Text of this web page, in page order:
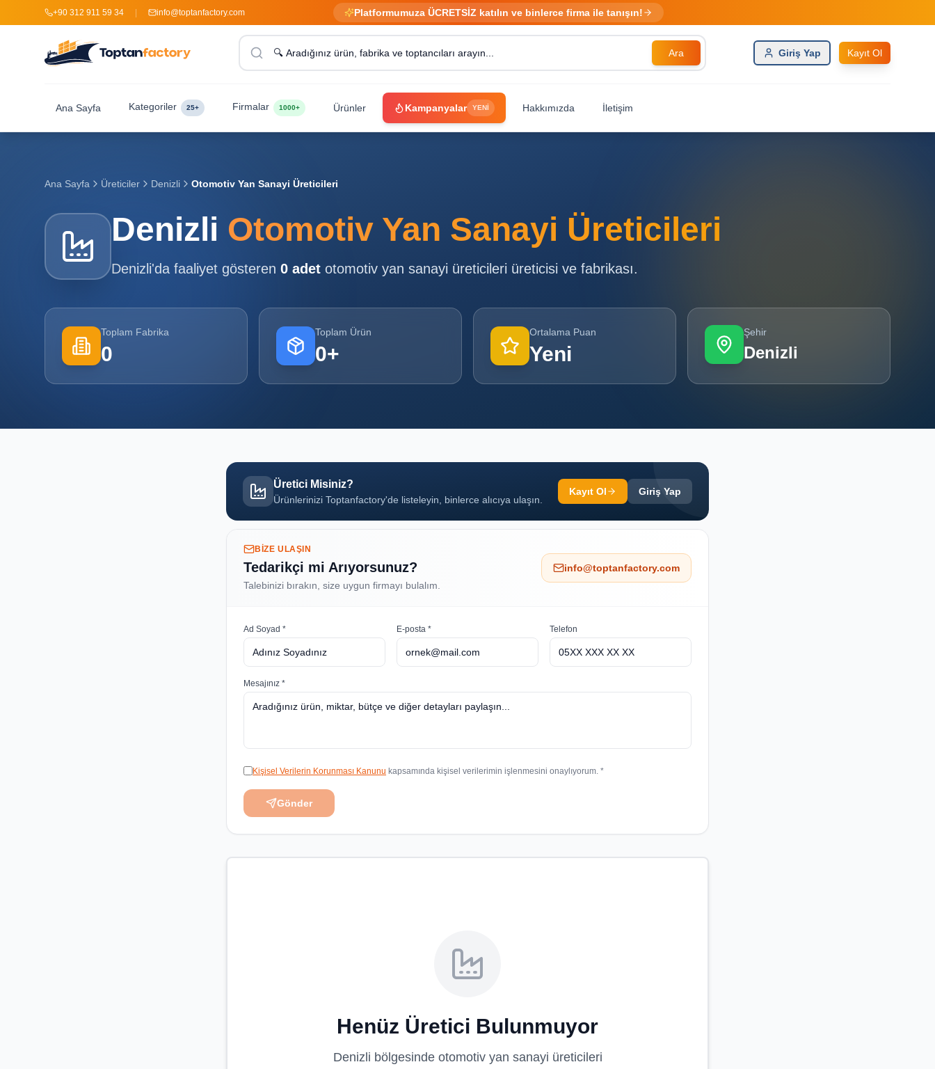
+90 312 911 59 34 info@toptanfactory.com Platformumuza ÜCRETSİZ katılın ve binlerce firma ile tanışın!
Ara Giriş Yap Kayıt Ol
Ana Sayfa Kategoriler 25+ Firmalar 1000+ Ürünler Kampanyalar YENİ Hakkımızda İletişim
Ana Sayfa Üreticiler Denizli Otomotiv Yan Sanayi Üreticileri
Denizli Otomotiv Yan Sanayi Üreticileri
Denizli'da faaliyet gösteren 0 adet otomotiv yan sanayi üreticileri üreticisi ve fabrikası.
Toplam Fabrika
0
Toplam Ürün
0+
Ortalama Puan
Yeni
Şehir
Denizli
Üretici Misiniz?
Ürünlerinizi Toptanfactory'de listeleyin, binlerce alıcıya ulaşın.
Kayıt Ol Giriş Yap
BIZE ULAŞIN
Tedarikçi mi Arıyorsunuz?
Talebinizi bırakın, size uygun firmayı bulalım.
info@toptanfactory.com
Ad Soyad * E-posta * Telefon
Mesajınız *
Kişisel Verilerin Korunması Kanunu kapsamında kişisel verilerimin işlenmesini onaylıyorum. *
Gönder
Henüz Üretici Bulunmuyor
Denizli bölgesinde otomotiv yan sanayi üreticileri